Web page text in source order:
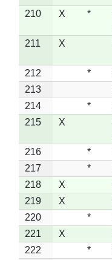
210 X *
211
X
212 *
213
214
*
215
X
216
*
217
*
218
X
219
X
220
*
221
X
222
*